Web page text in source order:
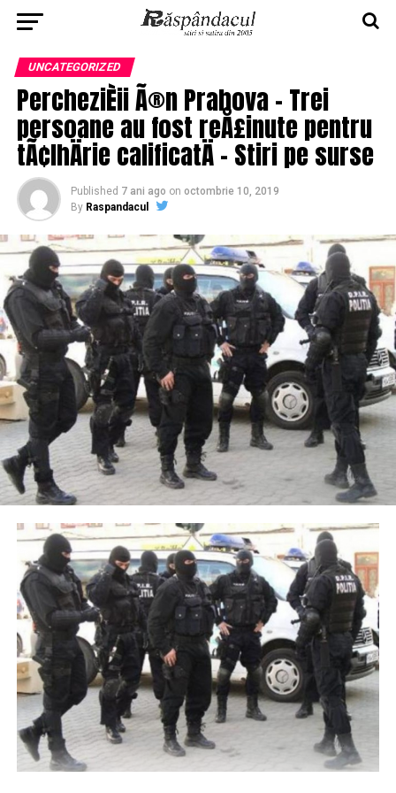
UNCATEGORIZED
PercheziÈii Ã®n Prahova – Trei
persoane au fost reÅ£inute pentru
tÃ¢lhÄrie calificatÄ – Stiri pe surse
Published 7 ani ago on octombrie 10, 2019
By Raspandacul